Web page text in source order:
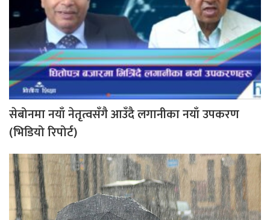
सेबोनमा नयाँ नेतृत्वसँगै आउँदै लगानीका नयाँ उपकरण
(भिडियो रिपोर्ट)